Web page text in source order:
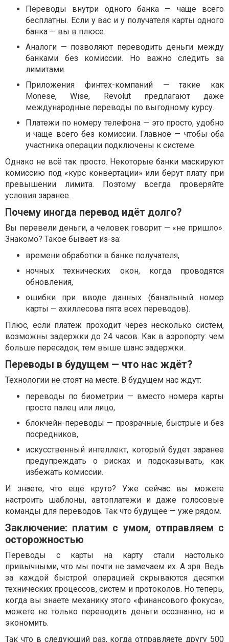
Переводы внутри одного банка — чаще всего
бесплатны. Если у вас и у получателя карты одного
банка — вы в плюсе.
Аналоги — позволяют переводить деньги между
банками без комиссии. Но важно следить за
лимитами.
Приложения финтех-компаний — такие как
Monese, Wise, Revolut предлагают даже
международные переводы по выгодному курсу.
Платежи по номеру телефона — это просто, удобно
и чаще всего без комиссии. Главное — чтобы оба
участника операции подключены к системе.
Однако не всё так просто. Некоторые банки маскируют
комиссию под «курс конвертации» или берут плату при
превышении лимита. Поэтому всегда проверяйте
условия заранее.
Почему иногда перевод идёт долго?
Вы перевели деньги, а человек говорит — «не пришло».
Знакомо? Такое бывает из-за:
времени обработки в банке получателя,
ночных технических окон, когда проводятся
обновления,
ошибки при вводе данных (банальный номер
карты — ахиллесова пята всех переводов).
Плюс, если платёж проходит через несколько систем,
возможны задержки до 24 часов. Как в аэропорту: чем
больше пересадок, тем выше шанс задержки.
Переводы в будущем — что нас ждёт?
Технологии не стоят на месте. В будущем нас ждут:
переводы по биометрии — вместо номера карты
просто палец или лицо,
блокчейн-переводы — прозрачные, быстрые и без
посредников,
искусственный интеллект, который будет заранее
предупреждать о рисках и подсказывать, как
избежать комиссии.
И знаете, что ещё круто? Уже сейчас вы можете
настроить шаблоны, автоплатежи и даже голосовые
команды для переводов. Так что будущее — уже рядом.
Заключение: платим с умом, отправляем с
осторожностью
Переводы с карты на карту стали настолько
привычными, что мы почти не замечаем их. А зря. Ведь
за каждой быстрой операцией скрываются десятки
технических процессов, систем и протоколов. Но теперь,
когда вы знаете механику этого «финансового фокуса»,
можете не только переводить деньги осознанно, но и
экономить.
Так что в следующий раз, когда отправляете другу 500